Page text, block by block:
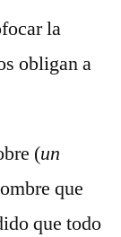
la
obligan a
(un
que
que todo